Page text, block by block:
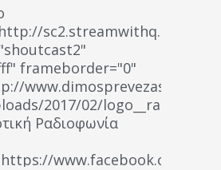
frameborder="0"
www.dimosprevezas.gr/wp-
2017/02/
Ραδιοφωνία
www.facebook.com/